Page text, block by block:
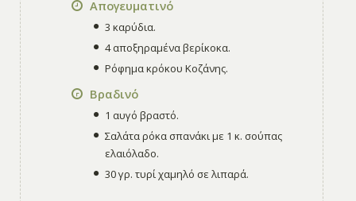
Απογευματινό
3 καρύδια.
4 αποξηραμένα βερίκοκα.
Ρόφημα κρόκου Κοζάνης.
Βραδινό
1 αυγό βραστό.
Σαλάτα ρόκα σπανάκι με 1 κ. σούπας
ελαιόλαδο.
30 γρ. τυρί χαμηλό σε λιπαρά.